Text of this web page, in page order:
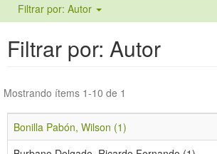
Filtrar por: Autor
Filtrar por: Autor
Mostrando ítems 1-10 de 1
Bonilla Pabón, Wilson (1)